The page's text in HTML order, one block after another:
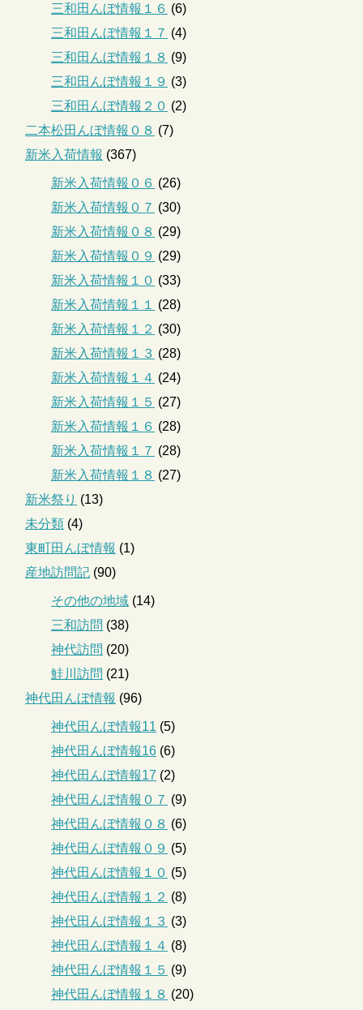
三和田んぼ情報１６ (6)
三和田んぼ情報１７ (4)
三和田んぼ情報１８ (9)
三和田んぼ情報１９ (3)
三和田んぼ情報２０ (2)
二本松田んぼ情報０８ (7)
新米入荷情報 (367)
新米入荷情報０６ (26)
新米入荷情報０７ (30)
新米入荷情報０８ (29)
新米入荷情報０９ (29)
新米入荷情報１０ (33)
新米入荷情報１１
(28)
新米入荷情報１２ (30)
新米入荷情報１３ (28)
新米入荷情報１４ (24)
新米入荷情報１５ (27)
新米入荷情報１６ (28)
新米入荷情報１７ (28)
新米入荷情報１８ (27)
新米祭り (13)
未分類 (4)
東町田んぼ情報 (1)
産地訪問記 (90)
その他の地域 (14)
三和訪問 (38)
神代訪問 (20)
鮭川訪問 (21)
神代田んぼ情報 (96)
神代田んぼ情報11 (5)
神代田んぼ情報16 (6)
神代田んぼ情報17 (2)
神代田んぼ情報０７ (9)
神代田んぼ情報０８ (6)
神代田んぼ情報０９ (5)
神代田んぼ情報１０ (5)
神代田んぼ情報１２ (8)
神代田んぼ情報１３ (3)
神代田んぼ情報１４ (8)
神代田んぼ情報１５ (9)
神代田んぼ情報１８ (20)